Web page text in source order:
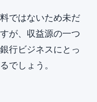
ではないため未だ
が、収益源の一つ
行ビジネスにとっ
でしょう。